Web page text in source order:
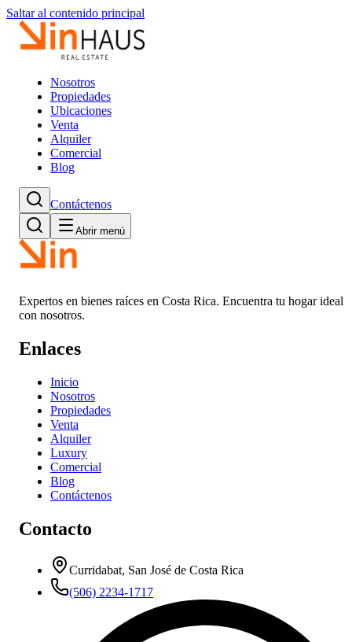
Saltar al contenido principal
Nosotros
Propiedades
Ubicaciones
Venta
Alquiler
Comercial
Blog
Contáctenos
Abrir menú
Expertos en bienes raíces en Costa Rica. Encuentra tu hogar ideal
con nosotros.
Enlaces
Inicio
Nosotros
Propiedades
Venta
Alquiler
Luxury
Comercial
Blog
Contáctenos
Contacto
Curridabat, San José de Costa Rica
(506) 2234-1717